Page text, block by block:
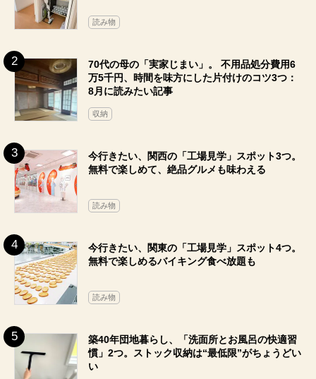
読み物
70代の母の「実家じまい」。 不用品処分費用6
万5千円、時間を味方にした片付けのコツ3つ：
8月に読みたい記事
収納
今行きたい、関西の「工場見学」スポット3つ。
無料で楽しめて、絶品グルメも味わえる
読み物
今行きたい、関東の「工場見学」スポット4つ。
無料で楽しめるバイキング食べ放題も
読み物
築40年団地暮らし、「洗面所とお風呂の快適習
慣」2つ。ストック収納は“最低限”がちょうどい
い